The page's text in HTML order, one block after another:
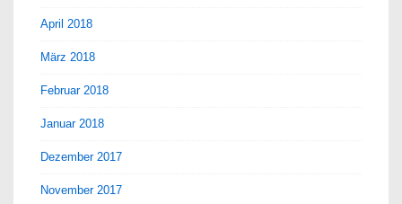
April 2018
März 2018
Februar 2018
Januar 2018
Dezember 2017
November 2017